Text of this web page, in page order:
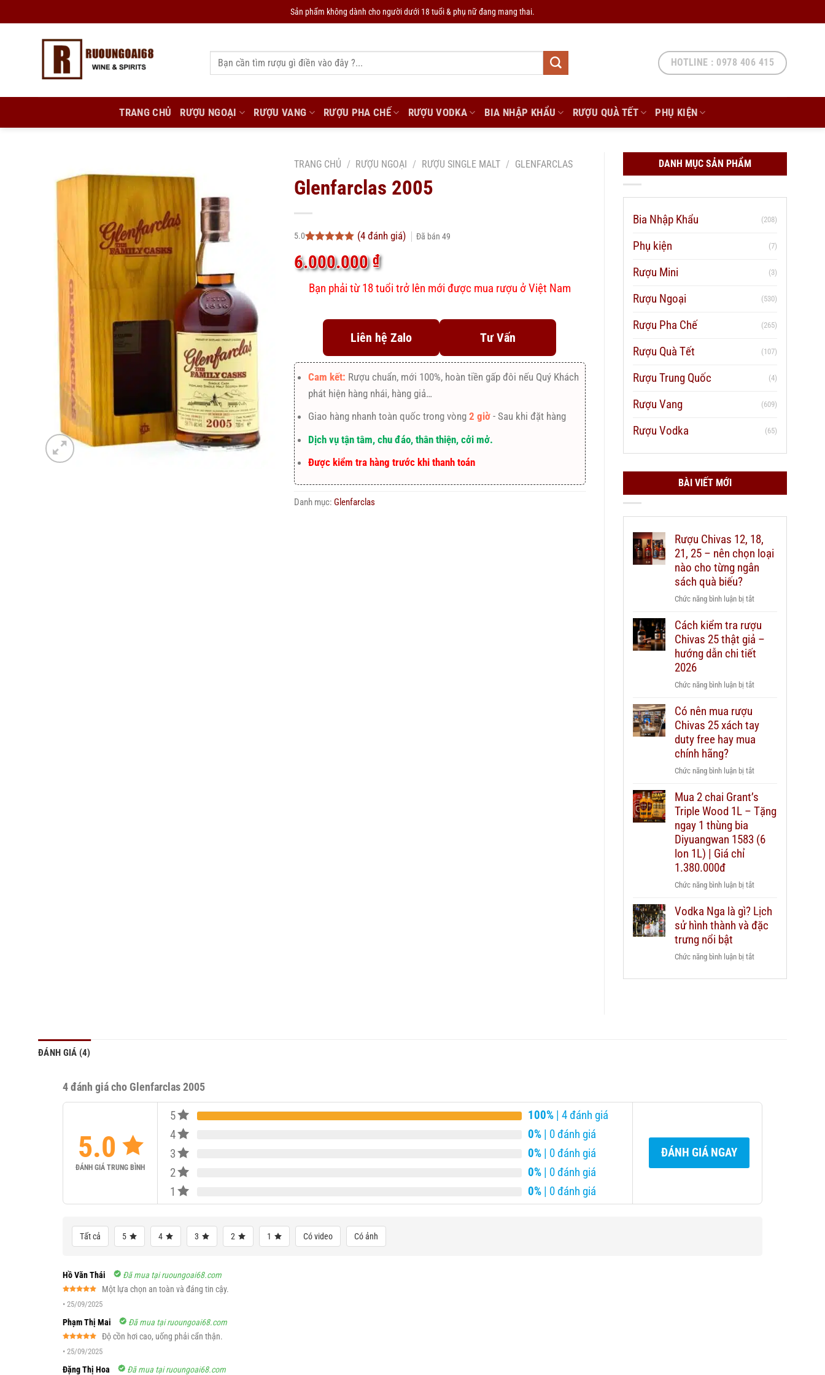
qua
Sản phẩm không dành cho người dưới 18 tuổi & phụ nữ đang mang thai.
Tìm
kiếm:
HOTLINE : 0978 406 415
TRANG CHỦ RƯỢU NGOẠI RƯỢU VANG RƯỢU PHA CHẾ RƯỢU VODKA BIA NHẬP KHẨU RƯỢU QUÀ TẾT PHỤ KIỆN
TRANG CHỦ / RƯỢU NGOẠI / RƯỢU SINGLE MALT / GLENFARCLAS
Glenfarclas 2005
5.0
dựa trên
đánh giá
(4đánh giá) Đã bán 49
6.000.000₫
Bạn phải từ 18 tuổi trở lên mới được mua rượu ở Việt Nam
Liên hệ Zalo Tư Vấn
Cam kết: Rượu chuẩn, mới 100%, hoàn tiền gấp đôi nếu Quý Khách
phát hiện hàng nhái, hàng giả…
Giao hàng nhanh toàn quốc trong vòng 2 giờ- Sau khi đặt hàng
Dịch vụ tận tâm, chu đáo, thân thiện, cởi mở.
Được kiểm tra hàng trước khi thanh toán
Danh mục: Glenfarclas
DANH MỤC SẢN PHẨM
Bia Nhập Khẩu (208)
Phụ kiện (7)
Rượu Mini (3)
Rượu Ngoại (530)
Rượu Pha Chế (265)
Rượu Quà Tết (107)
Rượu Trung Quốc (4)
Rượu Vang (609)
Rượu Vodka (65)
BÀI VIẾT MỚI
Rượu Chivas 12, 18,
21, 25 – nên chọn loại
nào cho từng ngân
sách quà biếu?
Chức năng bình luận bị tắtở
Chivas
12,
18,
–
loại
nào
quà
biếu?
Cách kiểm tra rượu
Chivas 25 thật giả –
hướng dẫn chi tiết
2026
Chức năng bình luận bị tắtở
tra
rượu
thật
–
hướng
chi
Có nên mua rượu
Chivas 25 xách tay
duty free hay mua
chính hãng?
Chức năng bình luận bị tắtở
nên
mua
Chivas
25
duty
hay
mua
Mua 2 chai Grant’s
Triple Wood 1L – Tặng
ngay 1 thùng bia
Diyuangwan 1583 (6
lon 1L) | Giá chỉ
1.380.000đ
Chức năng bình luận bị tắtở
2
chai
Wood
lon
Vodka Nga là gì? Lịch
sử hình thành và đặc
trưng nổi bật
Chức năng bình luận bị tắtở
Nga
ĐÁNH GIÁ (4)
4 đánh giá cho Glenfarclas 2005
5.0
ĐÁNH GIÁ TRUNG BÌNH
5 100% | 4 đánh giá
4
0% | 0 đánh giá
3
0% | 0 đánh giá
2
0% | 0 đánh giá
1
0% | 0 đánh giá
ĐÁNH GIÁ NGAY
Tất cả 5 4 3 2 1 Có video Có ảnh
Hồ Văn Thái Đã mua tại ruoungoai68.com
hạng55
Một lựa chọn an toàn và đáng tin cậy.
• 25/09/2025
Phạm Thị Mai Đã mua tại ruoungoai68.com
hạng55
Độ cồn hơi cao, uống phải cẩn thận.
• 25/09/2025
Đặng Thị Hoa Đã mua tại ruoungoai68.com